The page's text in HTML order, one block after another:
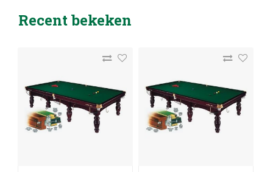
Recent bekeken